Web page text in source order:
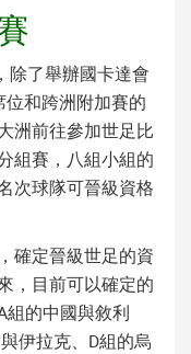
除了舉辦國卡達會
和跨洲附加賽的
洲前往參加世足比
組賽，八組小組的
次球隊可晉級資格
確定晉級世足的資
，目前可以確定的
組的中國與敘利
伊拉克、D組的烏